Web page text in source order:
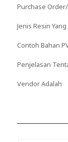
Purchase
Jenis Resin
Contoh Bahan
Penjelasan
Vendor Adalah